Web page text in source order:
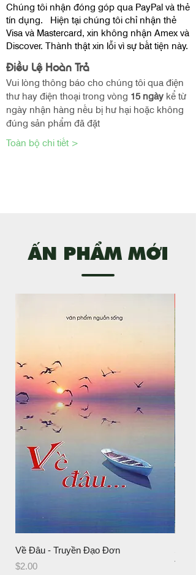
Chúng tôi nhận đóng góp qua PayPal và thẻ
tín dụng. Hiện tại chúng tôi chỉ nhận thẻ
Visa và Mastercard, xin không nhận Amex và
Discover. Thành thật xin lỗi vì sự bất tiện này.
Điều Lệ Hoàn Trả
Vui lòng thông báo cho chúng tôi qua điện
thư hay điện thoại trong vòng 15 ngày kể từ
ngày nhận hàng nếu bị hư hại hoặc không
đúng sản phẩm đã đặt
Toàn bộ chi tiết >
ẤN PHẨM MỚI
Về Đâu - Truyền Đạo Đơn
Giá
$2.00